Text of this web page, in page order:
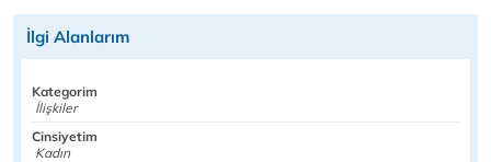
İlgi Alanlarım
Kategorim
İlişkiler
Cinsiyetim
Kadın